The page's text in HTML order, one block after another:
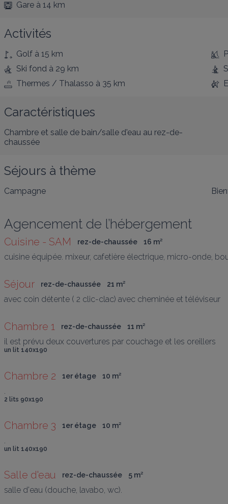
Gare à 14 km
Activités
Golf à 15 km
Ski fond à 29 km
Thermes / Thalasso à 35 km
Caractéristiques
Chambre et salle de bain/salle d'eau au rez-de-
chaussée
Séjours à thème
Campagne
Agencement de l’hébergement
Cuisine - SAM rez-de-chaussée 16 m²
cuisine équipée. mixeur, cafetière électrique, micro-onde,
Séjour rez-de-chaussée 21 m²
avec coin détente ( 2 clic-clac) avec cheminée et téléviseur
Chambre 1 rez-de-chaussée 11 m²
il est prévu deux couvertures par couchage et les oreillers
un lit 140x190
Chambre 2 1er étage 10 m²
2 lits 90x190
Chambre 3 1er étage 10 m²
un lit 140x190
Salle d'eau rez-de-chaussée 5 m²
salle d'eau (douche, lavabo, wc).